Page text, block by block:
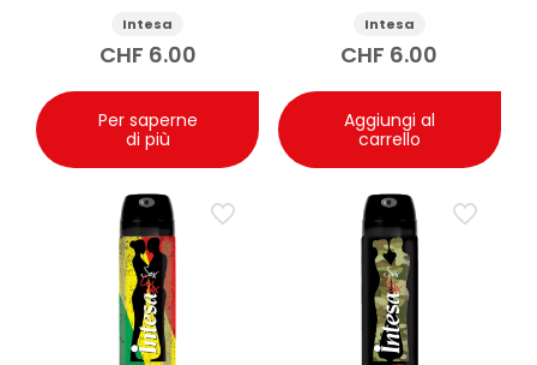
d’Arabia 125ml
Intesa
CHF 6.00
Per saperne
di più
125ml
Intesa
CHF 6.00
Aggiungi al
carrello